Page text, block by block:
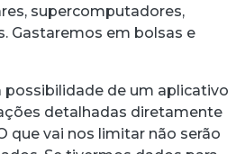
supercomputadores,
Gastaremos em bolsas e
possibilidade de um aplicativo
detalhadas diretamente
que vai nos limitar não serão